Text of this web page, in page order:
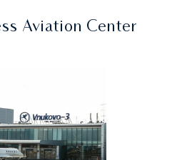
Aviation Center